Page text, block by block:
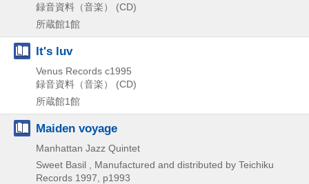
録音資料（音楽） (CD)
所蔵館1館
It's luv
Venus Records c1995
録音資料（音楽） (CD)
所蔵館1館
Maiden voyage
Manhattan Jazz Quintet
Sweet Basil , Manufactured and distributed by Teichiku
Records 1997, p1993